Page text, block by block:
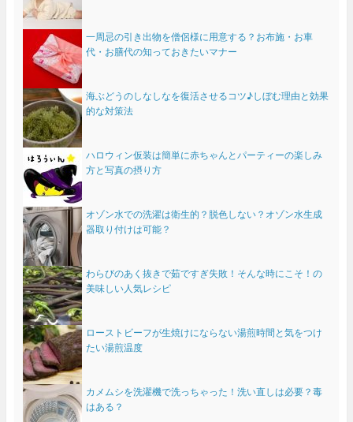
一周忌の引き出物を僧侶様に用意する？お布施・お車
代・お膳代の知っておきたいマナー
海ぶどうのしなしなを復活させるコツ♪しぼむ理由と効果
的な対策法
ハロウィン仮装は簡単に赤ちゃんとパーティーの楽しみ
方と写真の摂り方
オゾン水での洗濯は衛生的？脱色しない？オゾン水生成
器取り付けは可能？
わらびのあく抜きで茹ですぎ失敗！そんな時にこそ！の
美味しい人気レシピ
ローストビーフが生焼けにならない湯煎時間と気をつけ
たい湯煎温度
カメムシを洗濯機で洗っちゃった！洗い直しは必要？毒
はある？